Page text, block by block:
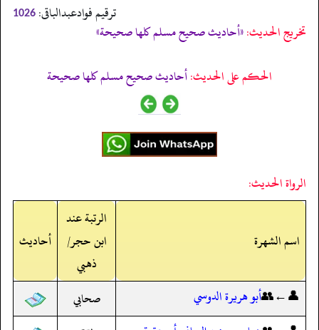
ترقیم فوادعبدالباقی: 1026
تخریج الحدیث:«أحاديث صحيح مسلم كلها صحيحة»
الحكم على الحديث:أحاديث صحيح مسلم كلها صحيحة
الرواة الحديث:
اسم الشهرة
الرتبة عند
ابن حجر/
ذهبي
أحاديث
👤←👥أبو هريرة الدوسي
صحابي